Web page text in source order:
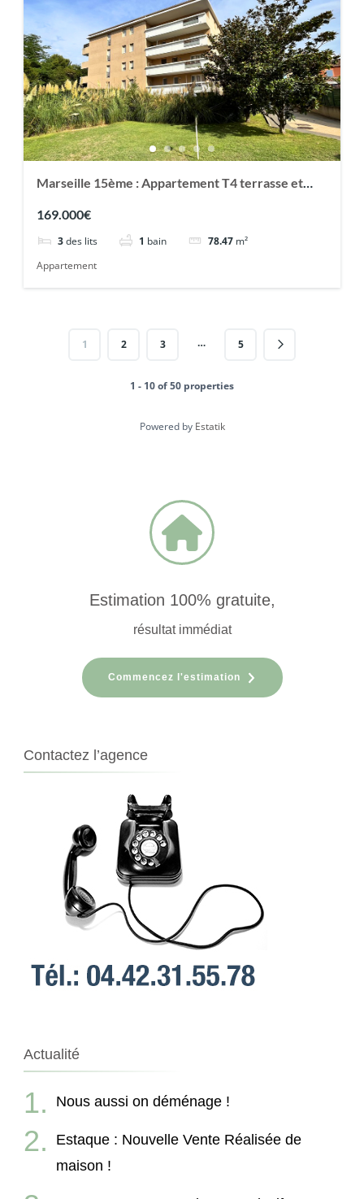
Marseille 15ème : Appartement T4 terrasse et
169.000€
3 des lits 1 bain 78.47 m²
Appartement
1 2 3 … 5
1 - 10 of 50 properties
Powered by Estatik
Estimation 100% gratuite,
résultat immédiat
Commencez l'estimation
Contactez l’agence
Actualité
Nous aussi on déménage !
Estaque : Nouvelle Vente Réalisée de
maison !